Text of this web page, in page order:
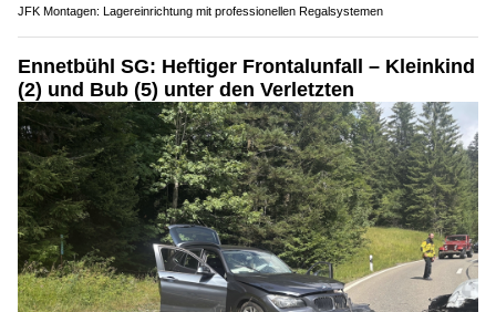
JFK Montagen: Lagereinrichtung mit professionellen Regalsystemen
Ennetbühl SG: Heftiger Frontalunfall – Kleinkind
(2) und Bub (5) unter den Verletzten